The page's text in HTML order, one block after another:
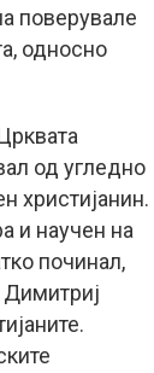
поверувале
односно
од угледно
христијанин.
и научен на
починал,
Димитриј